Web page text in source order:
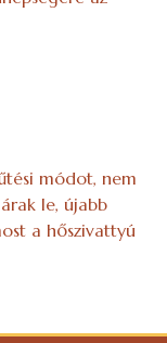
módot, nem
le, újabb
a hőszivattyú